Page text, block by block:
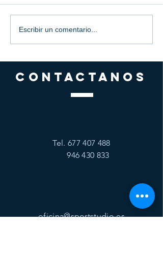
Escribir un comentario...
CONTACTANOS
Tel.677 407 488
946 430 833
oficina@sportstudio.es